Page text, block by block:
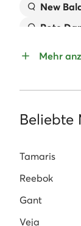
New
Rote
Mehr
Beliebte
Tamaris
Reebok
Gant
Veja